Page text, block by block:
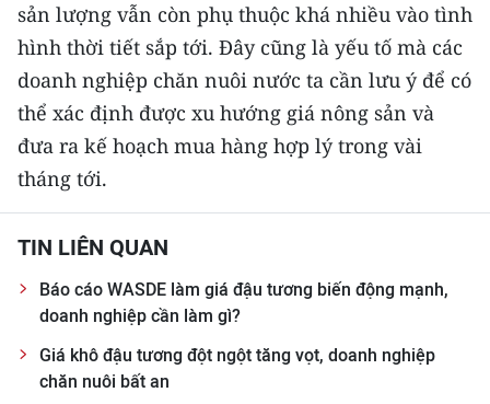
sản lượng vẫn còn phụ thuộc khá nhiều vào tình
hình thời tiết sắp tới. Đây cũng là yếu tố mà các
doanh nghiệp chăn nuôi nước ta cần lưu ý để có
thể xác định được xu hướng giá nông sản và
đưa ra kế hoạch mua hàng hợp lý trong vài
tháng tới.
TIN LIÊN QUAN
Báo cáo WASDE làm giá đậu tương biến động mạnh,
doanh nghiệp cần làm gì?
Giá khô đậu tương đột ngột tăng vọt, doanh nghiệp
chăn nuôi bất an